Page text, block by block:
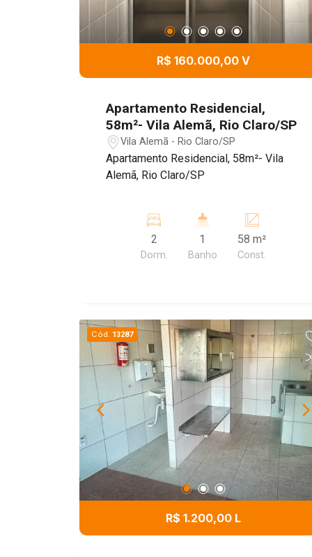
R$ 160.000,00 V
Apartamento Residencial,
58m²- Vila Alemã, Rio Claro/SP
Vila Alemã - Rio Claro/SP
Apartamento Residencial, 58m²- Vila
Alemã, Rio Claro/SP
2
Dorm.
1
Banho
58 m²
Const.
Cód. 13287
R$ 1.200,00 L